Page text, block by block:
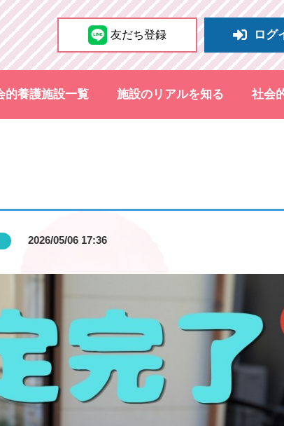
友だち登録 ログ
的養護施設一覧 施設のリアルを知る 社会
2026/05/06 17:36